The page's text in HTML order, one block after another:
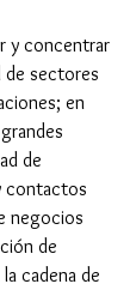
y concentrar
de sectores
en
de
contactos
negocios
de
cadena de